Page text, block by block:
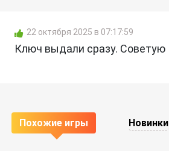
22 октября 2025 в 07:17:59
Ключ выдали сразу. Советую
Похожие игры Новинки